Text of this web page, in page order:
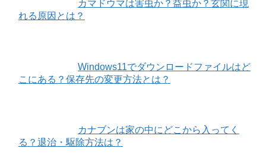
カマドウマは害虫か？益虫か？玄関に現
れる原因とは？
Windows11でダウンロードファイルはど
こにある？保存先の変更方法とは？
カナブンは家の中にどこから入ってく
る？退治・駆除方法は？